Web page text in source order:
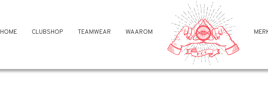
HOME CLUBSHOP TEAMWEAR WAAROM